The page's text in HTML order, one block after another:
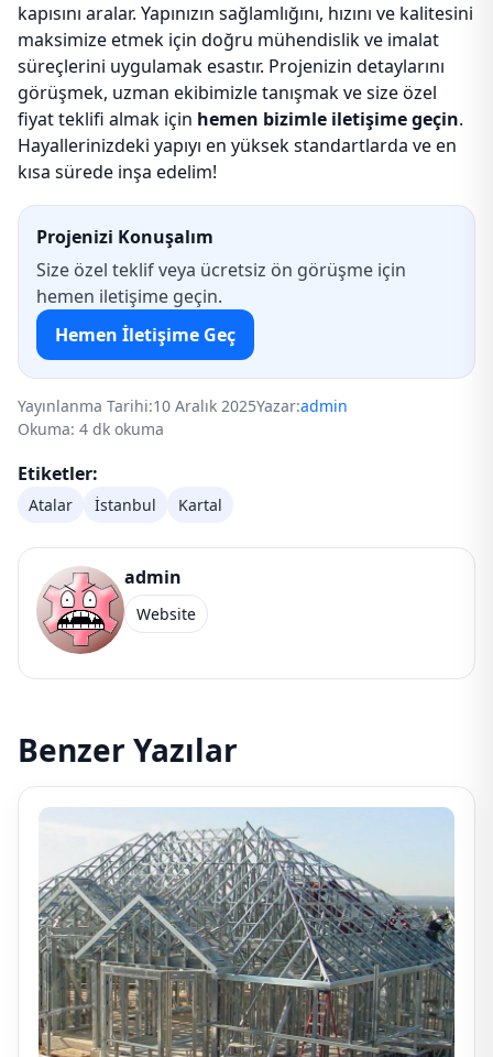
kapısını aralar. Yapınızın sağlamlığını, hızını ve kalitesini
maksimize etmek için doğru mühendislik ve imalat
süreçlerini uygulamak esastır. Projenizin detaylarını
görüşmek, uzman ekibimizle tanışmak ve size özel
fiyat teklifi almak için hemen bizimle iletişime geçin.
Hayallerinizdeki yapıyı en yüksek standartlarda ve en
kısa sürede inşa edelim!
Projenizi Konuşalım
Size özel teklif veya ücretsiz ön görüşme için
hemen iletişime geçin.
Hemen İletişime Geç
Yayınlanma Tarihi:10 Aralık 2025Yazar:admin
Okuma: 4 dk okuma
Etiketler:
Atalar İstanbul Kartal
admin
Website
Benzer Yazılar